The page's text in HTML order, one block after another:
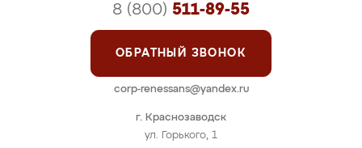
г. Краснозаводск
ул. Горького, 1
8 (800) 511-89-55
ОБРАТНЫЙ ЗВОНОК
corp-renessans@yandex.ru